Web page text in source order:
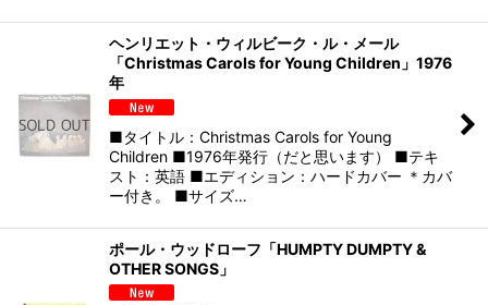
ヘンリエット・ウィルビーク・ル・メール
「Christmas Carols for Young Children」1976
年
■タイトル：Christmas Carols for Young
Children ■1976年発行（だと思います） ■テキ
スト：英語 ■エディション：ハードカバー ＊カバ
ー付き。 ■サイズ…
ポール・ウッドローフ「HUMPTY DUMPTY &
OTHER SONGS」